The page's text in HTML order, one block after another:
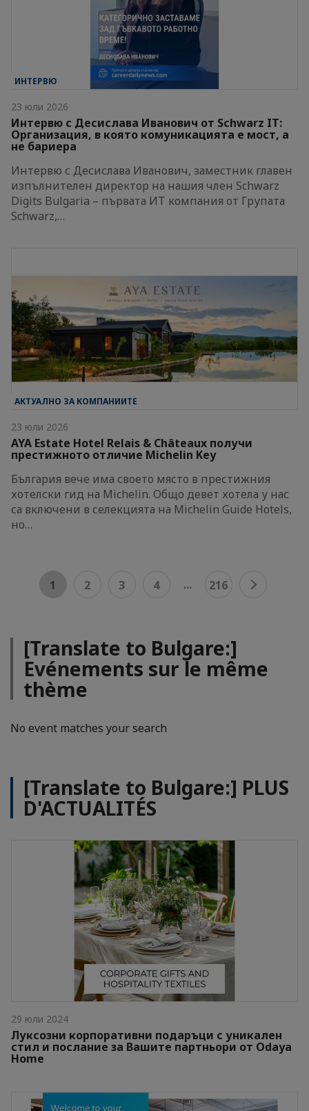
ИНТЕРВЮ
23 юли 2026
Интервю с Десислава Иванович от Schwarz IT:
Организация, в която комуникацията е мост, а
не бариера
Интервю с Десислава Иванович, заместник главен
изпълнителен директор на нашия член Schwarz
Digits Bulgaria – първата ИТ компания от Групата
Schwarz,…
АКТУАЛНО ЗА КОМПАНИИТЕ
23 юли 2026
AYA Estate Hotel Relais & Châteaux получи
престижното отличие Michelin Key
България вече има своето място в престижния
хотелски гид на Michelin. Общо девет хотела у нас
са включени в селекцията на Michelin Guide Hotels,
но…
1 2 3 4 ... 216
[Translate to Bulgare:]
Evénements sur le même
thème
No event matches your search
[Translate to Bulgare:] PLUS
D'ACTUALITÉS
29 юли 2024
Луксозни корпоративни подаръци с уникален
стил и послание за Вашите партньори от Odaya
Home